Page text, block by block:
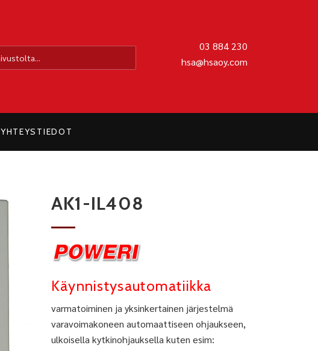
03 884 230
hsa@hsaoy.com
YHTEYSTIEDOT
AK1-IL408
Käynnistysautomatiikka
varmatoiminen ja yksinkertainen järjestelmä
varavoimakoneen automaattiseen ohjaukseen,
ulkoisella kytkinohjauksella kuten esim: